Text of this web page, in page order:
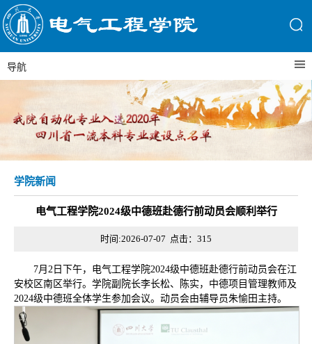
导航
学院新闻
电气工程学院2024级中德班赴德行前动员会顺利举行
时间:2026-07-07 点击： 315
7月2日下午，电气工程学院2024级中德班赴德行前动员会在江
安校区南区举行。学院副院长李长松、陈实，中德项目管理教师及
2024级中德班全体学生参加会议。动员会由辅导员朱愉田主持。